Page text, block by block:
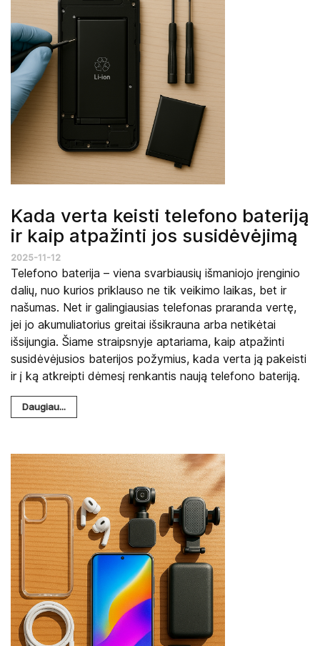
Kada verta keisti telefono bateriją
ir kaip atpažinti jos susidėvėjimą
2025-11-12
Telefono baterija – viena svarbiausių išmaniojo įrenginio
dalių, nuo kurios priklauso ne tik veikimo laikas, bet ir
našumas. Net ir galingiausias telefonas praranda vertę,
jei jo akumuliatorius greitai išsikrauna arba netikėtai
išsijungia. Šiame straipsnyje aptariama, kaip atpažinti
susidėvėjusios baterijos požymius, kada verta ją pakeisti
ir į ką atkreipti dėmesį renkantis naują telefono bateriją.
Daugiau...